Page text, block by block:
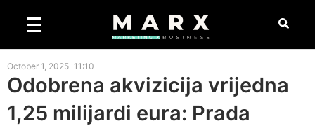
October 1, 2025 11:10
Odobrena akvizicija vrijedna
1,25 milijardi eura: Prada